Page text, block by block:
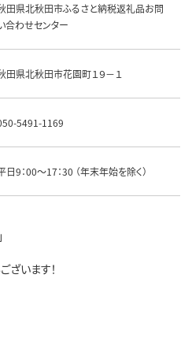
田県北秋田市ふるさと納税返礼品お問
合わせセンター
田県北秋田市花園町１９－１
5491-1169
日9：00～17：30 （年末年始を除く）
います！